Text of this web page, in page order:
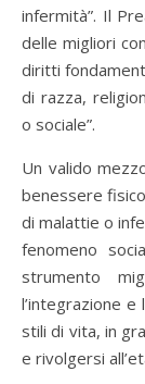
infermità”. Il
delle migliori
diritti
di razza,
o sociale”.
Un valido
benessere
di malattie o
fenomeno
strumento
l’integrazione
stili di vita, in
e rivolgersi